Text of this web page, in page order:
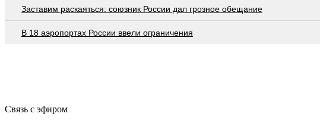
Заставим раскаяться: союзник России дал грозное обещание
В 18 аэропортах России ввели ограничения
Связь с эфиром